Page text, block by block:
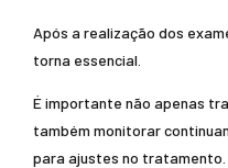
Após a realização dos
torna essencial.
É importante não apenas
também monitorar
para ajustes no tratamento.